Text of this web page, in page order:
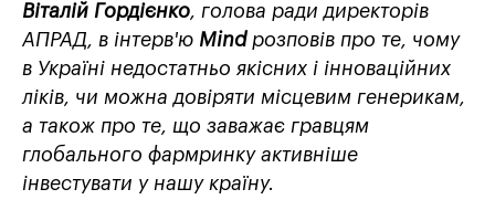
Віталій Гордієнко, голова ради директорів
АПРАД, в інтерв'ю Mind розповів про те, чому
в Україні недостатньо якісних і інноваційних
ліків, чи можна довіряти місцевим генерикам,
а також про те, що заважає гравцям
глобального фармринку активніше
інвестувати у нашу країну.